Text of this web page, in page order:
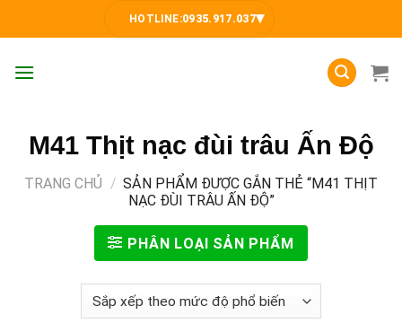
HOTLINE:0935.917.037▾
M41 Thịt nạc đùi trâu Ấn Độ
TRANG CHỦ / SẢN PHẨM ĐƯỢC GẮN THẺ “M41 THỊT
NẠC ĐÙI TRÂU ẤN ĐỘ”
PHÂN LOẠI SẢN PHẨM